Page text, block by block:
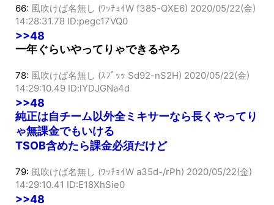
66:風吹けば名無し (ﾜｯﾁｮｲW f385-QXE6)
14:28:31.78 ID:pegc17VQ0
>>48
78:風吹けば名無し (ｽﾌﾟｯｯ Sd92-nS2H)
14:29:10.49 ID:lYDJGNa4d
>>48
純正は自チーム以外全ミキサーなら長くやってり
ゃ無課金でもいける
79:風吹けば名無し (ﾜｯﾁｮｲW a35d-/rPh)
14:29:10.41 ID:E18XhSie0